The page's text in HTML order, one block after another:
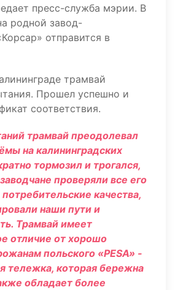
пресс-служба мэрии. В
родной завод-
отправится в
трамвай
Прошел успешно и
соответствия.
трамвай преодолевал
на калининградских
тормозил и трогался,
проверяли все его
качества,
наши пути и
Трамвай имеет
отличие от хорошо
польского «PESA» -
тележка, которая бережна
обладает более